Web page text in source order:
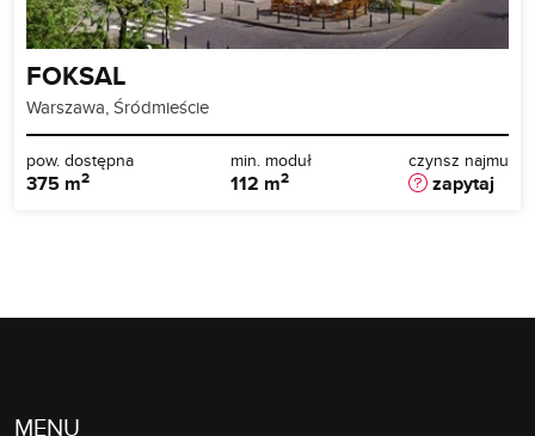
FOKSAL
Warszawa, Śródmieście
pow. dostępna
375 m2
min. moduł
112 m2
czynsz najmu
zapytaj
MENU